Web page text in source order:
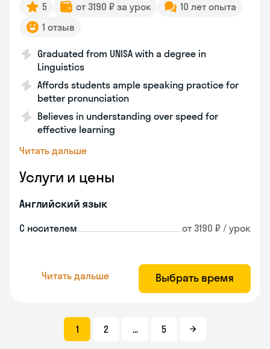
5 от 3190 ₽ за урок
10 лет опыта
1 отзыв
Graduated from UNISA with a degree in
Linguistics
Affords students ample speaking practice for
better pronunciation
Believes in understanding over speed for
effective learning
Читать дальше
Услуги и цены
Английский язык
С носителем от 3190 ₽ / урок
Читать дальше Выбрать время
1 2 ... 5